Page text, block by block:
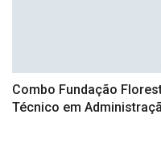
Combo Fundação
Técnico em